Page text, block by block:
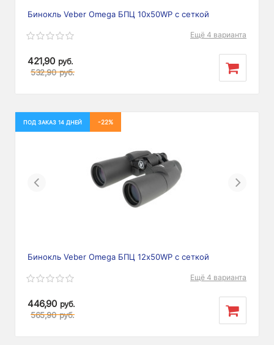
Бинокль Veber Omega БПЦ 10x50WP с сеткой
Ещё 4 варианта
421,90 руб.
532,90 руб.
ПОД ЗАКАЗ 14 ДНЕЙ -22%
Previous Next
Бинокль Veber Omega БПЦ 12x50WP с сеткой
Ещё 4 варианта
446,90 руб.
565,90 руб.